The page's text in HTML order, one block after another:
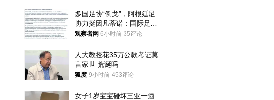
多国足协“倒戈”，阿根廷足
协力挺因凡蒂诺：国际足联
今后应继续在其领导下前行
观察者网 6小时前 35评论
人大教授花35万公款考证莫
言家世 荒诞吗
狐度 9小时前 453评论
女子1岁宝宝碰坏三亚一酒